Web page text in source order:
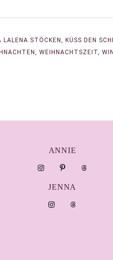
LALENA STÖCKEN, KÜSS DEN
, WEIHNACHTSZEIT,
ANNIE
JENNA